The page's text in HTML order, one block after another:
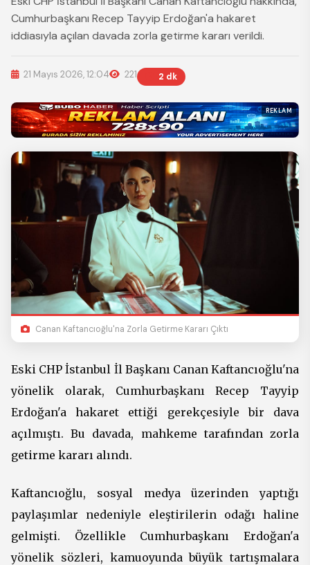
Cumhurbaşkanı Recep Tayyip Erdoğan'a hakaret
iddiasıyla açılan davada zorla getirme kararı verildi.
21 Mayıs 2026, 12:04 221 2 dk
REKLAM
Canan Kaftancıoğlu'na Zorla Getirme Kararı Çıktı
Eski CHP İstanbul İl Başkanı Canan Kaftancıoğlu'na
yönelik olarak, Cumhurbaşkanı Recep Tayyip
Erdoğan'a hakaret ettiği gerekçesiyle bir dava
açılmıştı. Bu davada, mahkeme tarafından zorla
getirme kararı alındı.
Kaftancıoğlu, sosyal medya üzerinden yaptığı
paylaşımlar nedeniyle eleştirilerin odağı haline
gelmişti. Özellikle Cumhurbaşkanı Erdoğan'a
yönelik sözleri, kamuoyunda büyük tartışmalara